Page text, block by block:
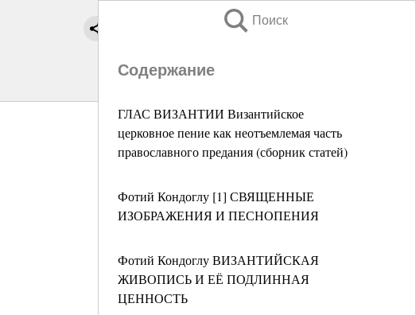
Поиск
Содержание
ГЛАС ВИЗАНТИИ Византийское
церковное пение как неотъемлемая часть
православного предания (сборник статей)
Фотий Кондоглу [1] СВЯЩЕННЫЕ
ИЗОБРАЖЕНИЯ И ПЕСНОПЕНИЯ
Фотий Кондоглу ВИЗАНТИЙСКАЯ
ЖИВОПИСЬ И ЕЁ ПОДЛИННАЯ
ЦЕННОСТЬ